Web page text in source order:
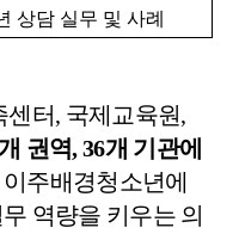
상담 실무 및 사례
센터, 국제교육원,
권역, 36개 기관에
이주배경청소년에
역량을 키우는 의